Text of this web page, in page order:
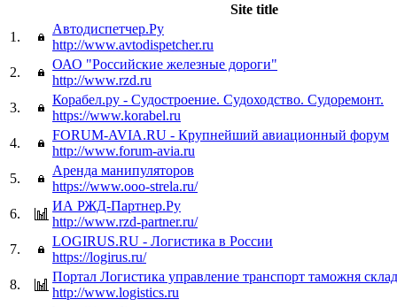
Site title
1.
Автодиспетчер.Ру
http://www.avtodispetcher.ru
2.
ОАО "Российские железные дороги"
http://www.rzd.ru
3.
Корабел.ру - Судостроение. Судоходство. Судоремонт.
https://www.korabel.ru
4.
FORUM-AVIA.RU - Крупнейший авиационный форум
http://www.forum-avia.ru
5.
Аренда манипуляторов
https://www.ooo-strela.ru/
6.
ИА РЖД-Партнер.Ру
http://www.rzd-partner.ru/
7.
LOGIRUS.RU - Логистика в России
https://logirus.ru/
8.
Портал Логистика управление транспорт таможня
http://www.logistics.ru